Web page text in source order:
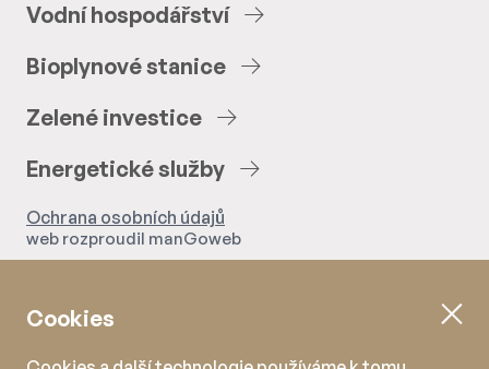
Vodníhospodářství
Bioplynovéstanice
Zelené investice
Energetickéslužby
Ochrana osobních údajů
web rozproudil manGoweb
Cookies